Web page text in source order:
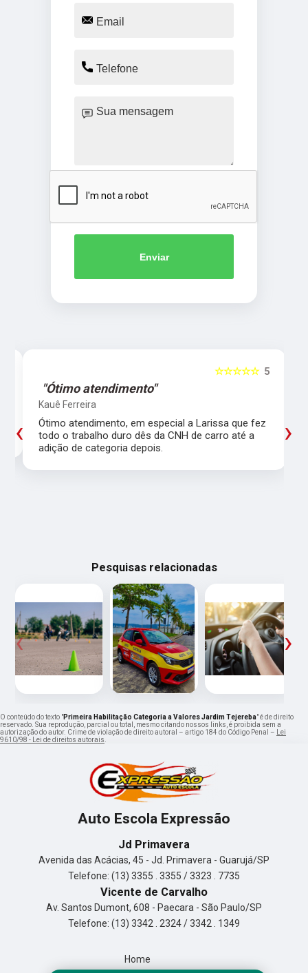
Enviar
5
☆☆☆☆☆
"Ótimo atendimento"
Kauê Ferreira
Ótimo atendimento, em especial a Larissa que fez
todo o trabalho duro dês da CNH de carro até a
adição de categoria depois.
‹ ›
Pesquisas relacionadas
‹ ›
O conteúdo do texto "Primeira Habilitação Categoria a Valores Jardim Tejereba" é de direito
reservado. Sua reprodução, parcial ou total, mesmo citando nossos links, é proibida sem a
autorização do autor. Crime de violação de direito autoral – artigo 184 do Código Penal –
Lei
9610/98 - Lei de direitos autorais
Auto Escola Expressão
Jd Primavera
Avenida das Acácias, 45 - Jd. Primavera - Guarujá/SP
Telefone: (13) 3355 . 3355 / 3323 . 7735
Vicente de Carvalho
Av. Santos Dumont, 608 - Paecara - São Paulo/SP
Telefone: (13) 3342 . 2324 / 3342 . 1349
Home